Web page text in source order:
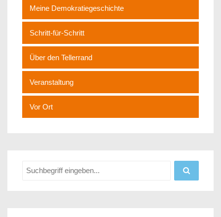
Meine Demokratiegeschichte
Schritt-für-Schritt
Über den Tellerrand
Veranstaltung
Vor Ort